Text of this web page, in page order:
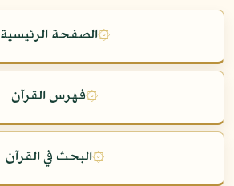
۞الصفحة الرئيسية
۞فهرس القرآن
۞البحث في القرآن